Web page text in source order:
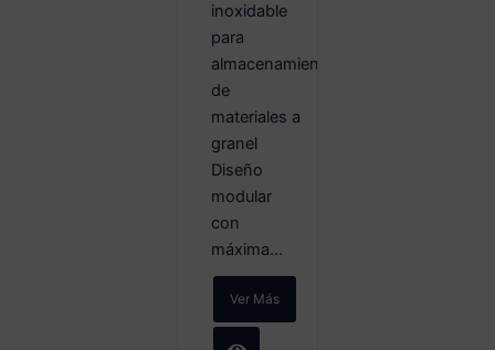
inoxidable
para
almacenamiento
de
materiales a
granel
Diseño
modular
con
máxima...
Ver Más